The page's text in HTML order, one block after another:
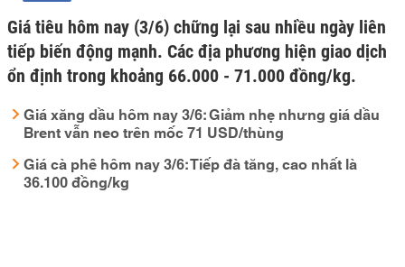
Giá tiêu hôm nay (3/6) chững lại sau nhiều ngày liên
tiếp biến động mạnh. Các địa phương hiện giao dịch
ổn định trong khoảng 66.000 - 71.000 đồng/kg.
Giá xăng dầu hôm nay 3/6: Giảm nhẹ nhưng giá dầu
Brent vẫn neo trên mốc 71 USD/thùng
Giá cà phê hôm nay 3/6: Tiếp đà tăng, cao nhất là
36.100 đồng/kg